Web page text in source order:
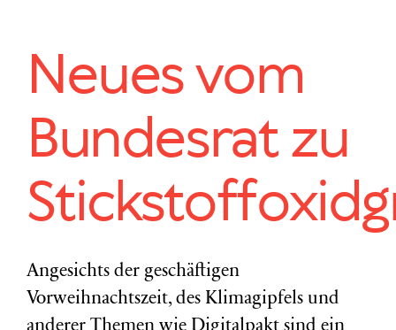
Neues vom
Bundesrat zu
Angesichts der geschäftigen
Vorweihnachtszeit, des Klimagipfels und